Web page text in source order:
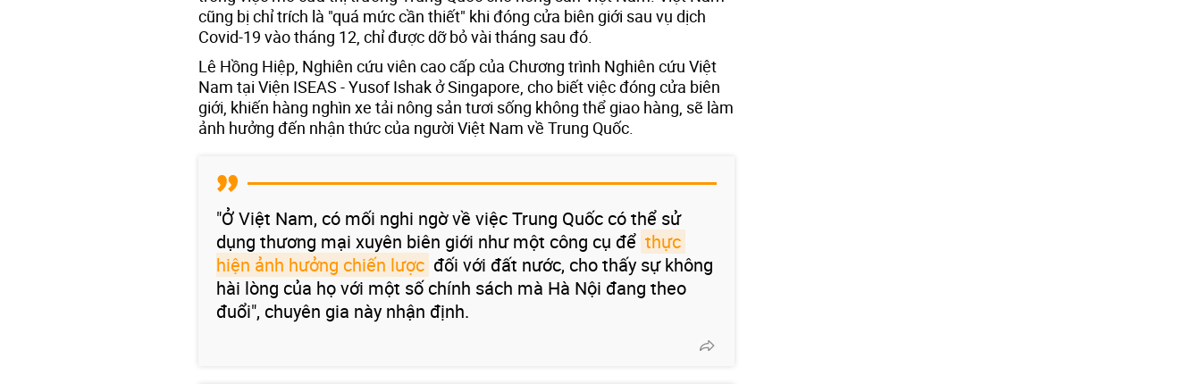
cũng bị chỉ trích là "quá mức cần thiết" khi đóng cửa biên giới sau vụ dịch
Covid-19 vào tháng 12, chỉ được dỡ bỏ vài tháng sau đó.
Lê Hồng Hiệp, Nghiên cứu viên cao cấp của Chương trình Nghiên cứu Việt
Nam tại Viện ISEAS - Yusof Ishak ở Singapore, cho biết việc đóng cửa biên
giới, khiến hàng nghìn xe tải nông sản tươi sống không thể giao hàng, sẽ làm
ảnh hưởng đến nhận thức của người Việt Nam về Trung Quốc.
"Ở Việt Nam, có mối nghi ngờ về việc Trung Quốc có thể sử
dụng thương mại xuyên biên giới như một công cụ để thực
hiện ảnh hưởng chiến lược đối với đất nước, cho thấy sự không
hài lòng của họ với một số chính sách mà Hà Nội đang theo
đuổi", chuyên gia này nhận định.